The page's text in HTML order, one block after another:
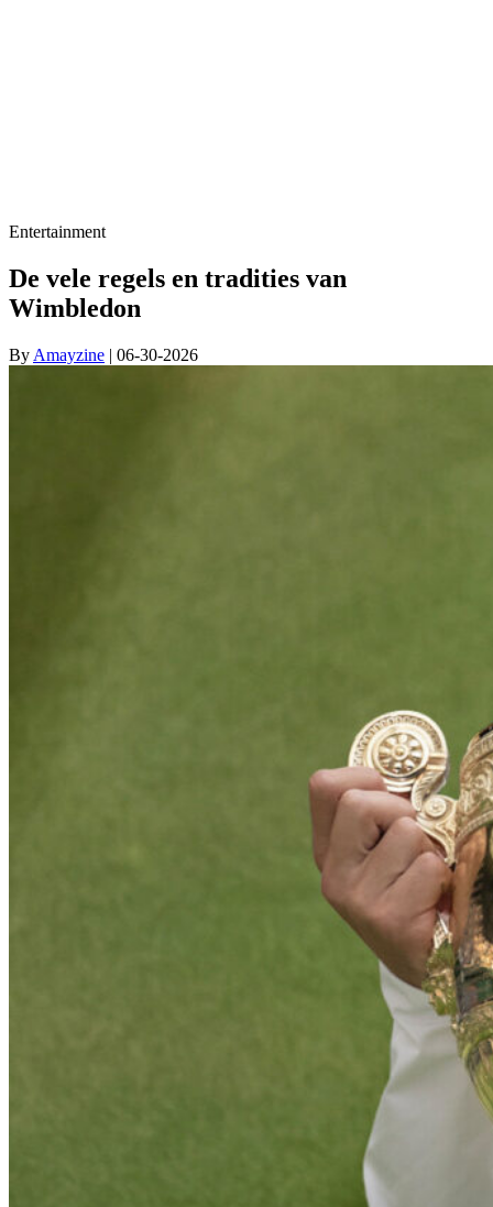
Entertainment
De vele regels en tradities van
Wimbledon
By Amayzine | 06-30-2026